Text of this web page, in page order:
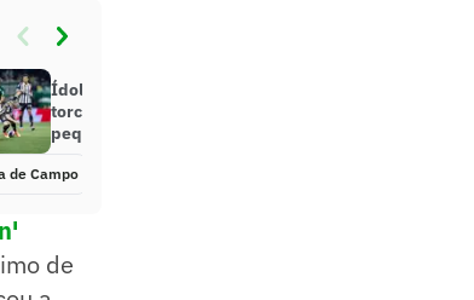
Ídolo do Palmeiras revela que
torce para o Santos: ‘Desde
pequeno’
de Campo
de